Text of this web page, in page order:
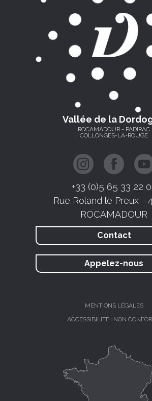
Vallée de la
ROCAMADOUR - PADIRAC
COLLONGES-LA-ROUGE
+33 (0)5 65 33 22
Rue Roland le Preux -
ROCAMADOUR
Contact
Appelez-nous
MENTIONS LÉGALES
ACCESSIBILITÉ : NON